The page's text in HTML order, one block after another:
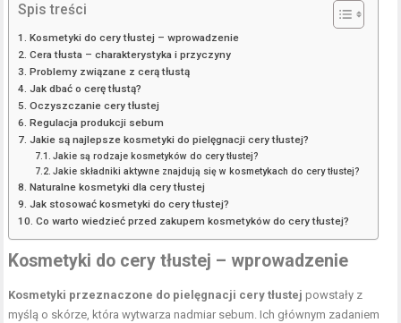
Spis treści
Kosmetyki do cery tłustej – wprowadzenie
Cera tłusta – charakterystyka i przyczyny
Problemy związane z cerą tłustą
Jak dbać o cerę tłustą?
Oczyszczanie cery tłustej
Regulacja produkcji sebum
Jakie są najlepsze kosmetyki do pielęgnacji cery tłustej?
Jakie są rodzaje kosmetyków do cery tłustej?
Jakie składniki aktywne znajdują się w kosmetykach do cery tłustej?
Naturalne kosmetyki dla cery tłustej
Jak stosować kosmetyki do cery tłustej?
Co warto wiedzieć przed zakupem kosmetyków do cery tłustej?
Kosmetyki do cery tłustej – wprowadzenie
Kosmetyki przeznaczone do pielęgnacji cery tłustej powstały z
myślą o skórze, która wytwarza nadmiar sebum. Ich głównym zadaniem